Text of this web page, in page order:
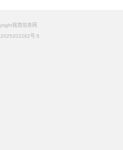
铭竟信息网
2025202282号-5